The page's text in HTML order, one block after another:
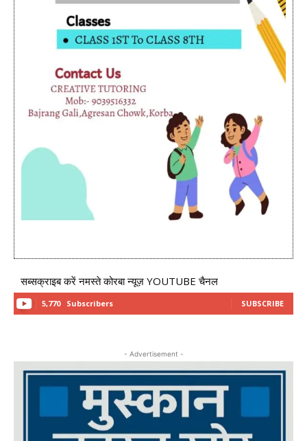
सब्सक्राइब करें नमस्ते कोरबा न्यूज़ YOUTUBE चैनल
5,770 Subscribers SUBSCRIBE
- Advertisement -